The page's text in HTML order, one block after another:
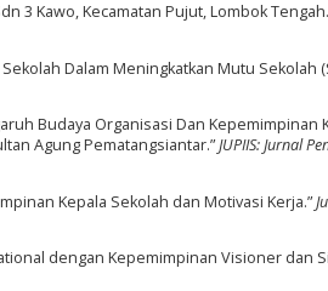
3 Kawo, Kecamatan Pujut, Lombok
Dalam Meningkatkan Mutu Sekolah
Budaya Organisasi Dan Kepemimpinan
Agung Pematangsiantar.”JUPIIS: Jurnal
Kepala Sekolah dan Motivasi Kerja.”
dengan Kepemimpinan Visioner dan